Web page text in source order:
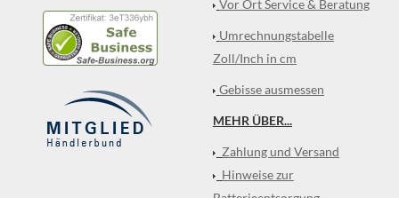
Vor Ort Service & Beratung
Umrechnungstabelle
Zoll/Inch in cm
Gebisse ausmessen
MEHR ÜBER...
Zahlung und Versand
Hinweise zur